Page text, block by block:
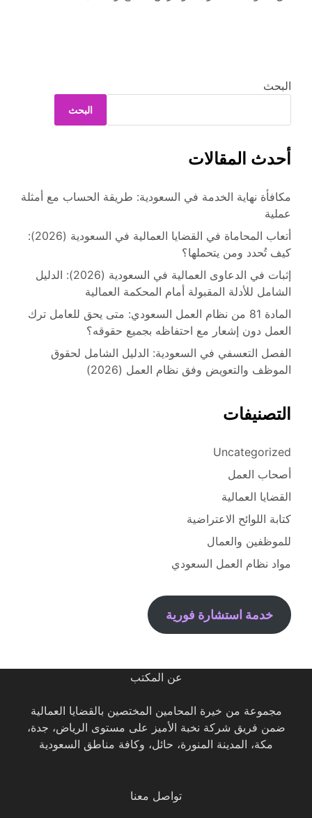
البحث
البحث
أحدث المقالات
مكافأة نهاية الخدمة في السعودية: طريقة الحساب مع أمثلة
عملية
أتعاب المحاماة في القضايا العمالية في السعودية (2026):
كيف تُحدد ومن يتحملها؟
إثبات في الدعاوى العمالية في السعودية (2026): الدليل
الشامل للأدلة المقبولة أمام المحكمة العمالية
المادة 81 من نظام العمل السعودي: متى يحق للعامل ترك
العمل دون إشعار مع احتفاظه بجميع حقوقه؟
الفصل التعسفي في السعودية: الدليل الشامل لحقوق
الموظف والتعويض وفق نظام العمل (2026)
التصنيفات
Uncategorized
أصحاب العمل
القضايا العمالية
كتابة اللوائح الاعتراضية
للموظفين والعمال
مواد نظام العمل السعودي
خدمة استشارة فورية
عن المكتب
مجموعة من خيرة المحامين المختصين بالقضايا العمالية
ضمن فريق شركة نخبة الأميز على مستوى الرياض، جدة،
مكة، المدينة المنورة، حائل، وكافة مناطق السعودية
تواصل معنا